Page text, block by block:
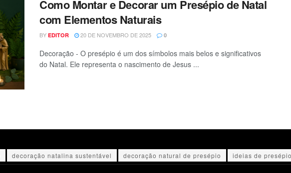
Como Montar e Decorar um Presépio de Natal
com Elementos Naturais
BY EDITOR 20 DE NOVEMBRO DE 2025 0
Decoração - O presépio é um dos símbolos mais belos e significativos
do Natal. Ele representa o nascimento de Jesus ...
decoração natalina sustentável decoração natural de presépio ideias de presépio